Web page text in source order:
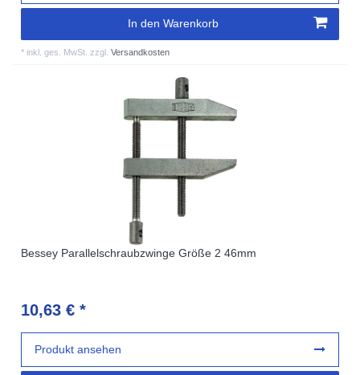
In den Warenkorb
* inkl. ges. MwSt. zzgl.Versandkosten
Bessey Parallelschraubzwinge Größe 2 46mm
10,63 € *
Produkt ansehen